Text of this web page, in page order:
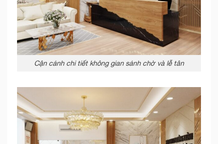
Cận cảnh chi tiết không gian sảnh chờ và lễ tân